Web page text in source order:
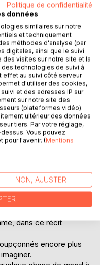
d'alpinisme vient
à la douleur chronique
moi. Je décide alors de
mes clés de
dans ce récit
encore plus
Politique de confidentialité
données
similaires sur notre
et techniquement
méthodes d'analyse (par
digitales, ainsi que le suivi
visites sur notre site et la
technologies de suivi à
effet au suivi côté serveur
d'utiliser des cookies,
et des adresses IP sur
sur notre site des
(plateformes vidéo).
ultérieur des données
tiers. Par votre réglage,
Vous pouvez
pour l'avenir. (Mentions
NON, AJUSTER